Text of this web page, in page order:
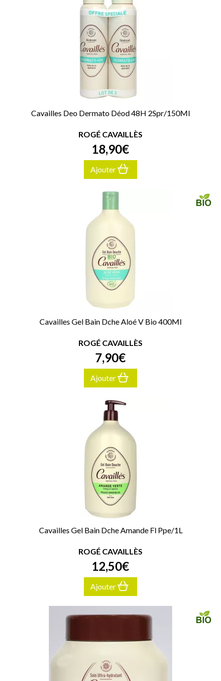
Cavailles Deo Dermato Déod 48H 2Spr/150Ml
ROGÉ CAVAILLÈS
18,90€
Ajouter
Cavailles Gel Bain Dche Aloé V Bio 400Ml
ROGÉ CAVAILLÈS
7,90€
Ajouter
Cavailles Gel Bain Dche Amande Fl Ppe/1L
ROGÉ CAVAILLÈS
12,50€
Ajouter